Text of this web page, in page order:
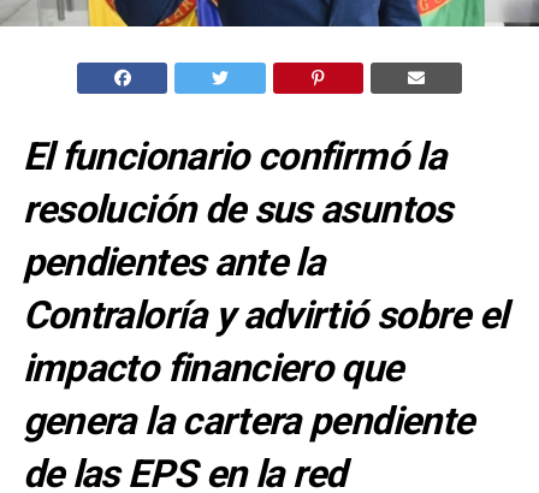
El funcionario confirmó la
resolución de sus asuntos
pendientes ante la
Contraloría y advirtió sobre el
impacto financiero que
genera la cartera pendiente
de las EPS en la red